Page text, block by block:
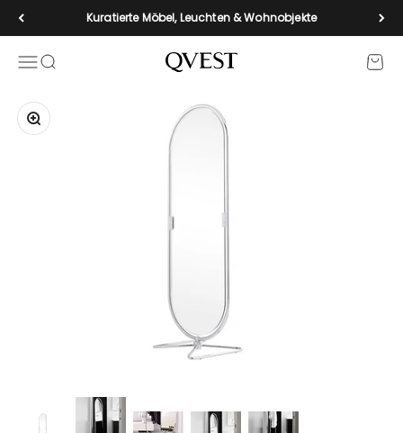
Zum Inhalt springenKuratierte Möbel, Leuchten & Wohnobjekte
Navigationsmenü öffnen
Suche öffnen qvest-de
Bild vergrößern